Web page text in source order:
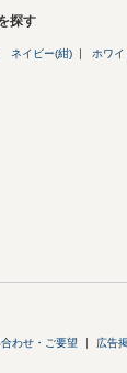
探す
ネイビー(紺) ホワイ
わせ・ご要望 広告